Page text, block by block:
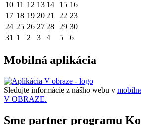
10 11 12 13 14 15 16
17 18 19 20 21 22 23
24 25 26 27 28 29 30
31 1 2 3 4 5 6
Mobilná aplikácia
Sledujte informácie z nášho webu v
V OBRAZE.
Sme partner programu